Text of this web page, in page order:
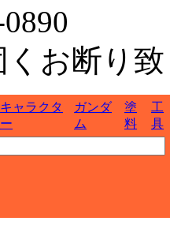
くお断り
キャラクタ
ー
ガンダ
ム
塗
料
工
具